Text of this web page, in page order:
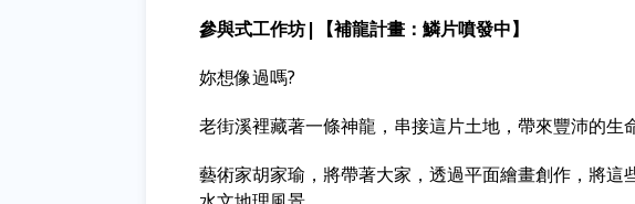
參與式工作坊|【補龍計畫：鱗片噴發中】
妳想像過嗎?
老街溪裡藏著一條神龍，串接這片土地，帶來豐沛的生命
藝術家胡家瑜，將帶著大家，透過平面繪畫創作，將